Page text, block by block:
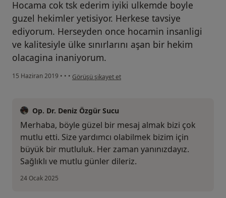
Hocama cok tsk ederim iyiki ulkemde boyle
guzel hekimler yetisiyor. Herkese tavsiye
ediyorum. Herseyden once hocamin insanligi
ve kalitesiyle ülke sınırlarını aşan bir hekim
olacagina inaniyorum.
15 Haziran 2019 • • • kullanıcının görüşüne göre he...i
Görüşü şikayet et
Op. Dr. Deniz Özgür Sucu
Merhaba, böyle güzel bir mesaj almak bizi çok
mutlu etti. Size yardımcı olabilmek bizim için
büyük bir mutluluk. Her zaman yanınızdayız.
Sağlıklı ve mutlu günler dileriz.
24 Ocak 2025